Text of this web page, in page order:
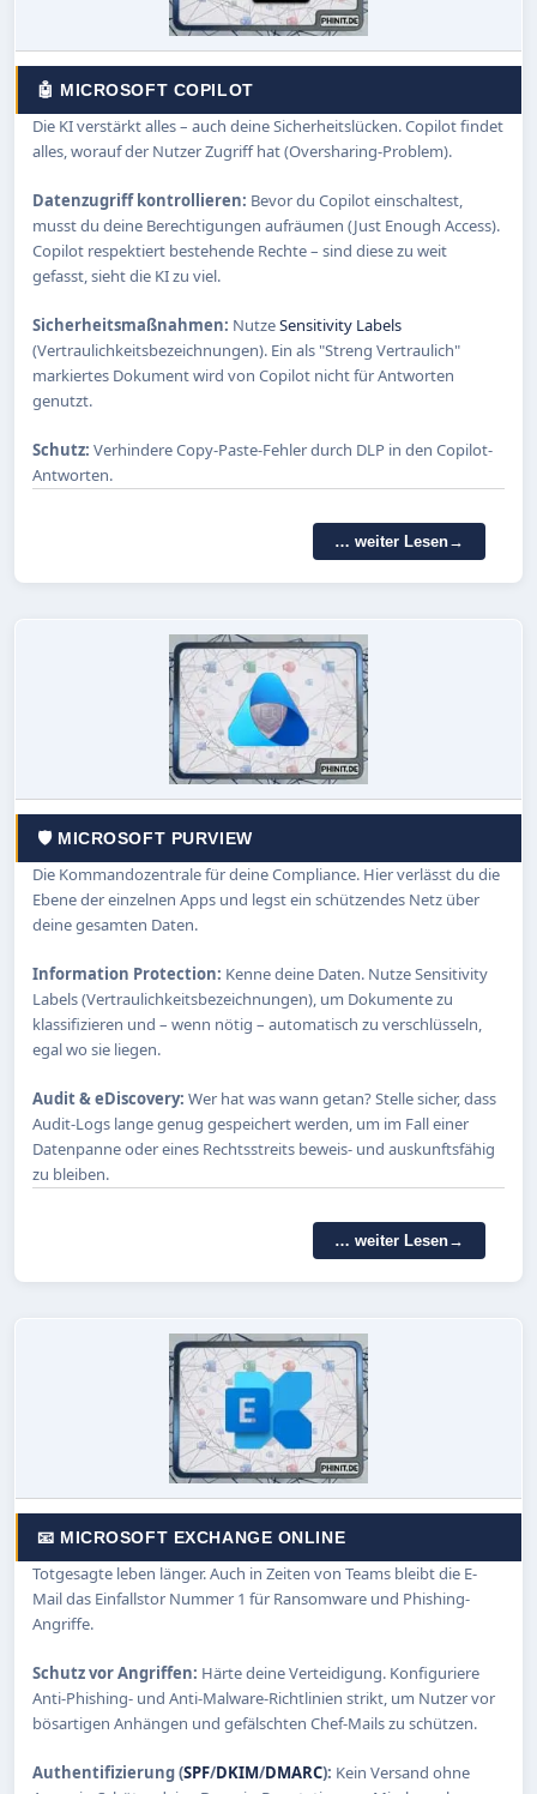
🤖 MICROSOFT COPILOT
Die KI verstärkt alles – auch deine Sicherheitslücken. Copilot findet
alles, worauf der Nutzer Zugriff hat (Oversharing-Problem).
Datenzugriff kontrollieren: Bevor du Copilot einschaltest,
musst du deine Berechtigungen aufräumen (Just Enough Access).
Copilot respektiert bestehende Rechte – sind diese zu weit
gefasst, sieht die KI zu viel.
Sicherheitsmaßnahmen: NutzeSensitivity Labels
(Vertraulichkeitsbezeichnungen). Ein als "Streng Vertraulich"
markiertes Dokument wird von Copilot nicht für Antworten
genutzt.
Schutz: Verhindere Copy-Paste-Fehler durch DLP in den Copilot-
Antworten.
… weiter Lesen
🛡️ MICROSOFT PURVIEW
Die Kommandozentrale für deine Compliance. Hier verlässt du die
Ebene der einzelnen Apps und legst ein schützendes Netz über
deine gesamten Daten.
Information Protection: Kenne deine Daten. Nutze Sensitivity
Labels (Vertraulichkeitsbezeichnungen), um Dokumente zu
klassifizieren und – wenn nötig – automatisch zu verschlüsseln,
egal wo sie liegen.
Audit & eDiscovery: Wer hat was wann getan? Stelle sicher, dass
Audit-Logs lange genug gespeichert werden, um im Fall einer
Datenpanne oder eines Rechtsstreits beweis- und auskunftsfähig
zu bleiben.
… weiter Lesen
📧 MICROSOFT EXCHANGE ONLINE
Totgesagte leben länger. Auch in Zeiten von Teams bleibt die E-
Mail das Einfallstor Nummer 1 für Ransomware und Phishing-
Angriffe.
Schutz vor Angriffen: Härte deine Verteidigung. Konfiguriere
Anti-Phishing- und Anti-Malware-Richtlinien strikt, um Nutzer vor
bösartigen Anhängen und gefälschten Chef-Mails zu schützen.
Authentifizierung (SPF/DKIM/DMARC): Kein Versand ohne